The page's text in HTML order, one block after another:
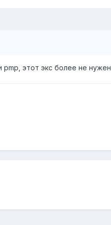
этот экс более не нужен